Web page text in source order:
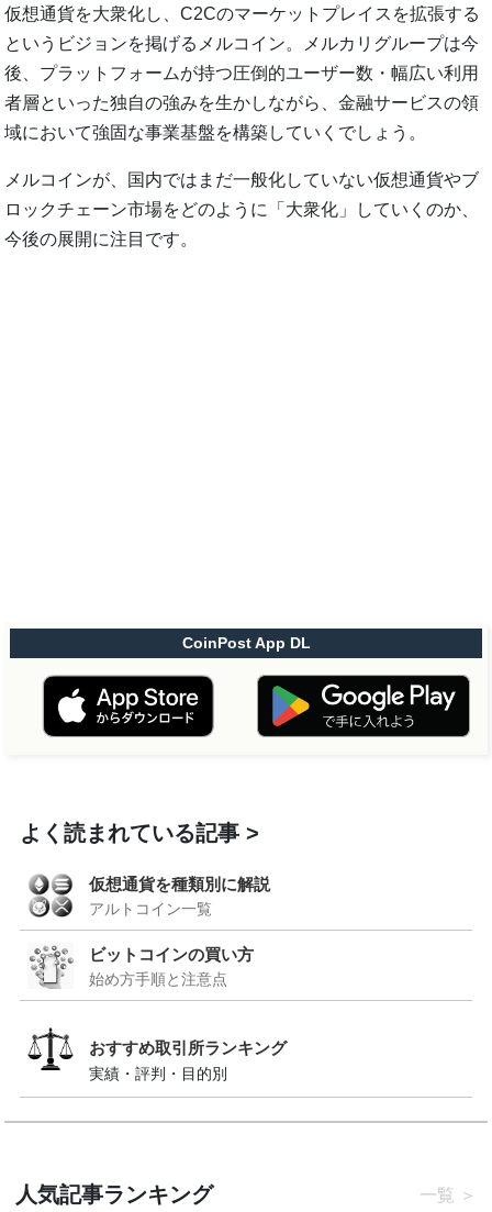
仮想通貨を大衆化し、C2Cのマーケットプレイスを拡張する
というビジョンを掲げるメルコイン。メルカリグループは今
後、プラットフォームが持つ圧倒的ユーザー数・幅広い利用
者層といった独自の強みを生かしながら、金融サービスの領
域において強固な事業基盤を構築していくでしょう。
メルコインが、国内ではまだ一般化していない仮想通貨やブ
ロックチェーン市場をどのように「大衆化」していくのか、
今後の展開に注目です。
CoinPost App DL
よく読まれている記事
仮想通貨を種類別に解説
アルトコイン一覧
ビットコインの買い方
始め方手順と注意点
おすすめ取引所ランキング
実績・評判・目的別
人気記事ランキング 一覧